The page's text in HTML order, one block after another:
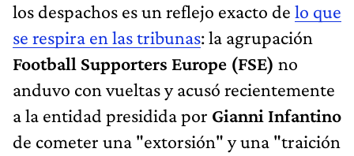
los despachos es un reflejo exacto de lo que
se respira en las tribunas: la agrupación
Football Supporters Europe (FSE) no
anduvo con vueltas y acusó recientemente
a la entidad presidida por Gianni Infantino
de cometer una "extorsión" y una "traición